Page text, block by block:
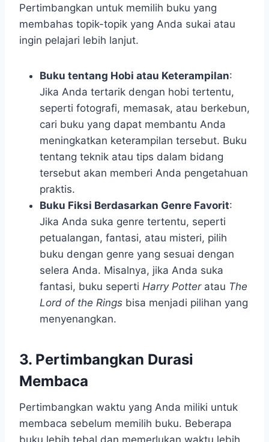
Pertimbangkan untuk memilih buku yang
membahas topik-topik yang Anda sukai atau
ingin pelajari lebih lanjut.
Buku tentang Hobi atau Keterampilan:
Jika Anda tertarik dengan hobi tertentu,
seperti fotografi, memasak, atau berkebun,
cari buku yang dapat membantu Anda
meningkatkan keterampilan tersebut. Buku
tentang teknik atau tips dalam bidang
tersebut akan memberi Anda pengetahuan
praktis.
Buku Fiksi Berdasarkan Genre Favorit:
Jika Anda suka genre tertentu, seperti
petualangan, fantasi, atau misteri, pilih
buku dengan genre yang sesuai dengan
selera Anda. Misalnya, jika Anda suka
fantasi, buku seperti Harry Potteratau The
Lord of the Rings bisa menjadi pilihan yang
menyenangkan.
3. Pertimbangkan Durasi
Membaca
Pertimbangkan waktu yang Anda miliki untuk
membaca sebelum memilih buku. Beberapa
buku lebih tebal dan memerlukan waktu lebih